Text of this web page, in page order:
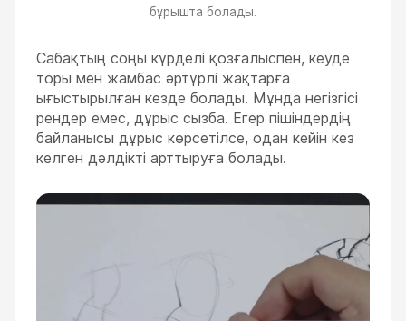
бұрышта болады.
Сабақтың соңы күрделі қозғалыспен, кеуде
торы мен жамбас әртүрлі жақтарға
ығыстырылған кезде болады. Мұнда негізгісі
рендер емес, дұрыс сызба. Егер пішіндердің
байланысы дұрыс көрсетілсе, одан кейін кез
келген дәлдікті арттыруға болады.